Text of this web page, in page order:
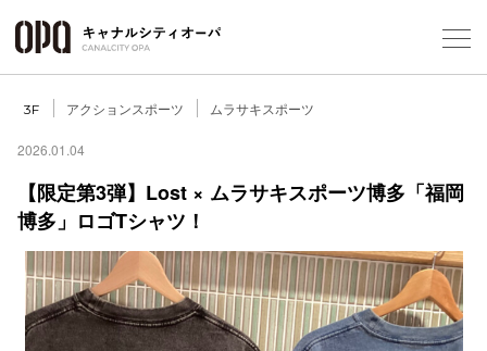
3F アクションスポーツ ムラサキスポーツ
2026.01.04
【限定第3弾】Lost × ムラサキスポーツ博多「福岡
博多」ロゴTシャツ！
フロア
ショッ
レスト